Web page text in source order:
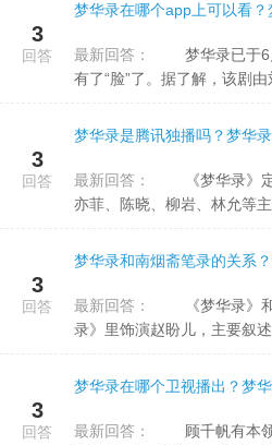
3
回答
梦华录在哪个app上可以看？
最新回答：
有了“脸”了。据了解，该剧
3
回答
梦华录是腾讯独播吗？梦华
最新回答：
亦菲、陈晓、柳岩、林允等主
3
回答
梦华录和南烟斋笔录的关系
最新回答：
录》里饰演赵盼儿，主要叙
3
回答
梦华录在哪个卫视播出？梦
最新回答：